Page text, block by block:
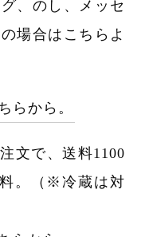
、のし、メッセ
場合はこちらよ
らから。
文で、送料1100
。（※冷蔵は対